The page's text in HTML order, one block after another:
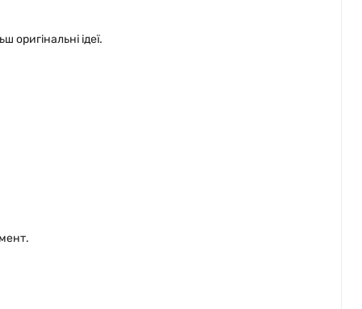
оригінальні ідеї.